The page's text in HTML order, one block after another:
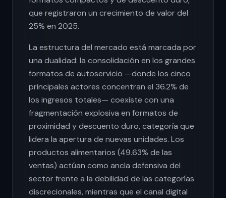
que registraron un crecimiento de valor del
25% en 2025.
La estructura del mercado está marcada por
una dualidad: la consolidación en los grandes
formatos de autoservicio —donde los cinco
principales actores concentran el 36.2% de
los ingresos totales— coexiste con una
fragmentación explosiva en formatos de
proximidad y descuento duro, categoría que
lidera la apertura de nuevas unidades. Los
productos alimentarios (49.63% de las
ventas) actúan como ancla defensiva del
sector frente a la debilidad de las categorías
discrecionales, mientras que el canal digital